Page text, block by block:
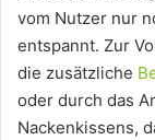
vom Nutzer nur
entspannt. Zur
die zusätzliche
oder durch das
Nackenkissens,